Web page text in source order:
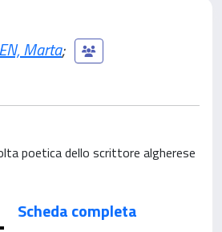
Marta;
poetica dello scrittore algherese
Scheda completa